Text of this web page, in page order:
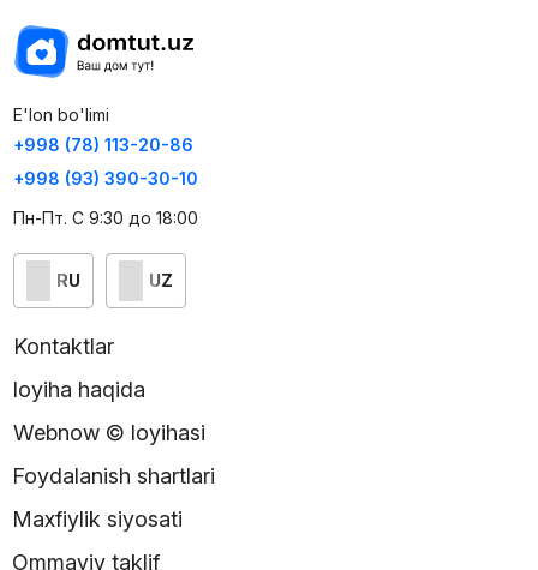
E'lon bo'limi
+998 (78) 113-20-86
+998 (93) 390-30-10
Пн-Пт. С 9:30 до 18:00
RU UZ
Kontaktlar
loyiha haqida
Webnow © loyihasi
Foydalanish shartlari
Maxfiylik siyosati
Ommaviy taklif